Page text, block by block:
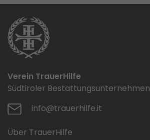
Verein TrauerHilfe
Südtiroler Bestattungsunternehmen
info@trauerhilfe.it
Über TrauerHilfe